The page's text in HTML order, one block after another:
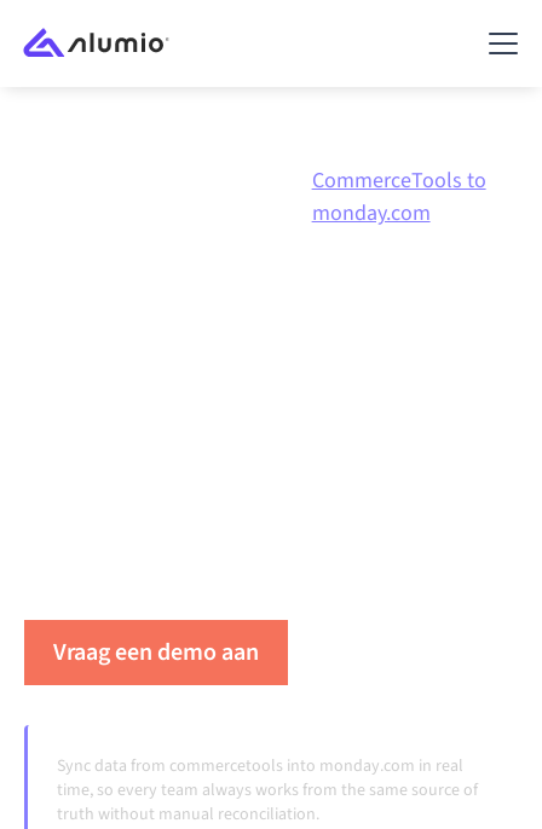
CommerceTools to
monday.com
Vraag een demo aan
Sync data from commercetools into monday.com in real
time, so every team always works from the same source of
truth without manual reconciliation.